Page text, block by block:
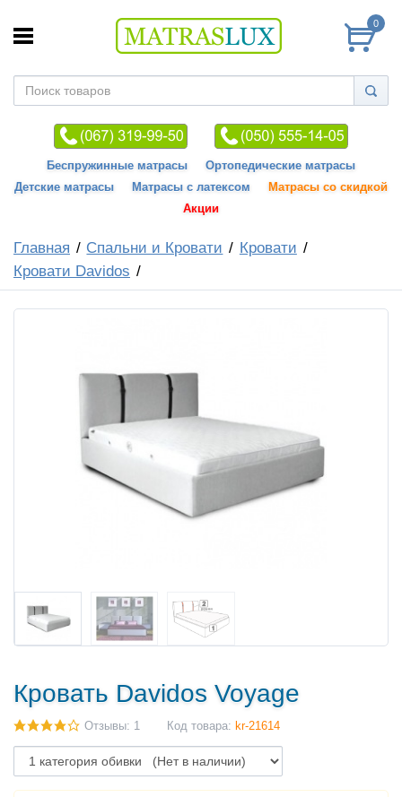
0
Беспружинные матрасы
Ортопедические матрасы
Детские матрасы
Матрасы с латексом
Матрасы со скидкой
Акции
Главная Спальни и Кровати
Кровати
Кровати Davidos
Кровать Davidos Voyage
Отзывы: 1 Код товара: kr-21614